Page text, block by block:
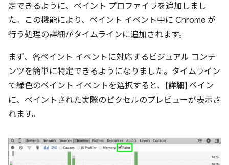
定できるように、ペイント プロファイラを追加しまし
た。この機能により、ペイント イベント中に Chrome が
行う処理の詳細がタイムラインに追加されます。
まず、各ペイント イベントに対応するビジュアル コンテ
ンツを簡単に特定できるようになりました。タイムライン
で緑色のペイント イベントを選択すると、[詳細] ペイン
に、ペイントされた実際のピクセルのプレビューが表示さ
れます。